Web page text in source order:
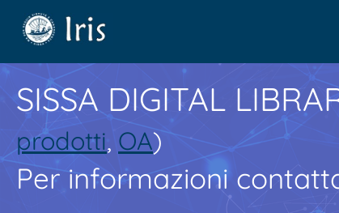
SISSA DIGITAL
prodotti, OA)
Per informazioni